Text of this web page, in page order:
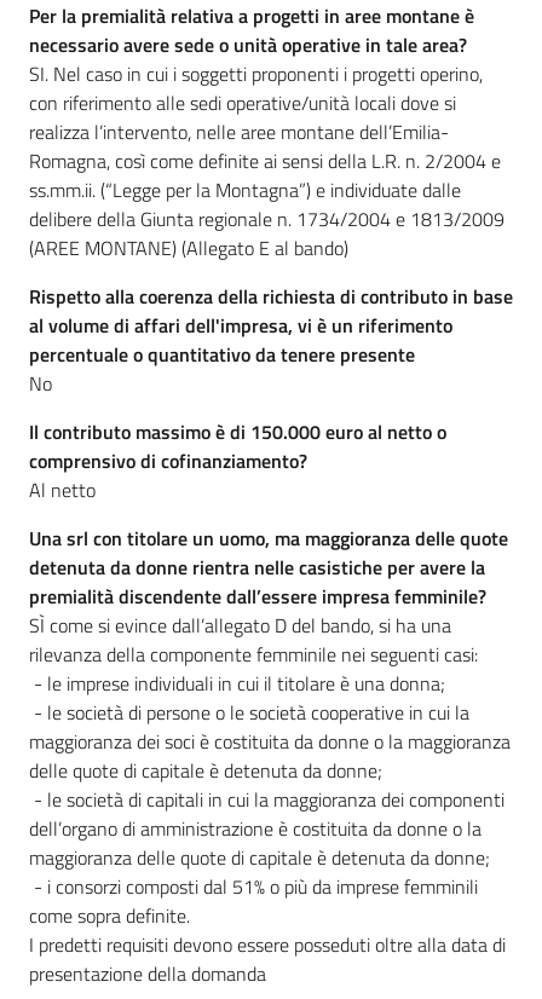
Per la premialità relativa a progetti in aree montane è
necessario avere sede o unità operative in tale area?
SI. Nel caso in cui i soggetti proponenti i progetti operino,
con riferimento alle sedi operative/unità locali dove si
realizza l’intervento, nelle aree montane dell’Emilia-
Romagna, così come definite ai sensi della L.R. n. 2/2004 e
ss.mm.ii. (“Legge per la Montagna”) e individuate dalle
delibere della Giunta regionale n. 1734/2004 e 1813/2009
(AREE MONTANE) (Allegato E al bando)
Rispetto alla coerenza della richiesta di contributo in base
al volume di affari dell'impresa, vi è un riferimento
percentuale o quantitativo da tenere presente
No
Il contributo massimo è di 150.000 euro al netto o
comprensivo di cofinanziamento?
Al netto
Una srl con titolare un uomo, ma maggioranza delle quote
detenuta da donne rientra nelle casistiche per avere la
premialità discendente dall’essere impresa femminile?
SÌ come si evince dall’allegato D del bando, si ha una
rilevanza della componente femminile nei seguenti casi:
- le imprese individuali in cui il titolare è una donna;
- le società di persone o le società cooperative in cui la
maggioranza dei soci è costituita da donne o la maggioranza
delle quote di capitale è detenuta da donne;
- le società di capitali in cui la maggioranza dei componenti
dell’organo di amministrazione è costituita da donne o la
maggioranza delle quote di capitale è detenuta da donne;
- i consorzi composti dal 51% o più da imprese femminili
come sopra definite.
I predetti requisiti devono essere posseduti oltre alla data di
presentazione della domanda